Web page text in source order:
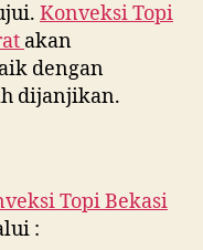
Konveksi Topi
akan
dengan
dijanjikan.
Topi Bekasi
: